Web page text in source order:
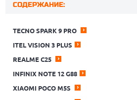
СОДЕРЖАНИЕ:
TECNO SPARK 9 PRO
ITEL VISION 3 PLUS
REALME C25
INFINIX NOTE 12 G88
XIAOMI POCO M5S